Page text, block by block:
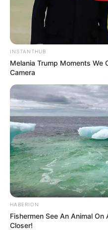
INSTANTHUB
Melania Trump Moments We
Camera
HABERION
Fishermen See An Animal
Closer!